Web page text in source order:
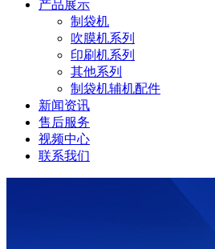
产品展示
制袋机
吹膜机系列
印刷机系列
其他系列
制袋机辅机配件
新闻资讯
售后服务
视频中心
联系我们